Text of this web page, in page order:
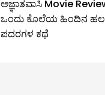
ಅಜ್ಞಾತವಾಸಿ Movie
ಒಂದು ಕೊಲೆಯ ಹಿಂದಿನ
ಪದರಗಳ ಕಥೆ